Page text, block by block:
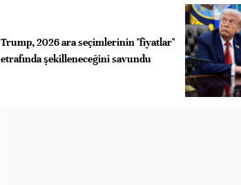
Trump, 2026 ara seçimlerinin "fiyatlar"
etrafında şekilleneceğini savundu